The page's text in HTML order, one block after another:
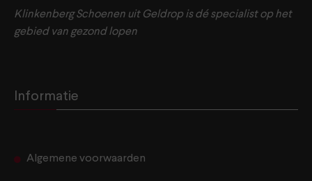
Klinkenberg Schoenen uit Geldrop is dé specialist op het
gebied van gezond lopen
Informatie
Algemene voorwaarden